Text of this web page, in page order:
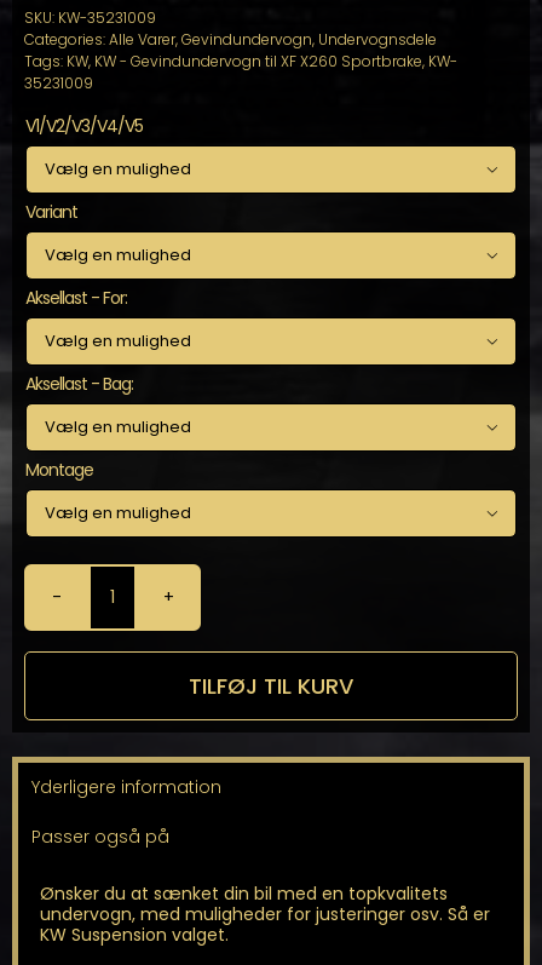
SKU: KW-35231009
Categories:Alle Varer,Gevindundervogn, Undervognsdele
Tags: KW, KW - Gevindundervogn til XF X260 Sportbrake, KW-
35231009
V1/V2/V3/V4/V5

Variant

Aksellast - For:

Aksellast - Bag:

Montage

KW
-
Gevindundervogn
X260
antal
TILFØJ TIL KURV
Yderligere information
Passer også på
Ønsker du at sænket din bil med en topkvalitets
undervogn, med muligheder for justeringer osv. Så er
KW Suspension valget.